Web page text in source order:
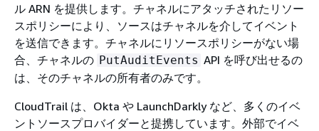
ル ARN を提供します。チャネルにアタッチされたリソー
スポリシーにより、ソースはチャネルを介してイベント
を送信できます。チャネルにリソースポリシーがない場
合、チャネルの PutAuditEvents API を呼び出せるの
は、そのチャネルの所有者のみです。
CloudTrail は、Okta や LaunchDarkly など、多くのイベ
ントソースプロバイダーと提携しています。外部でイベ